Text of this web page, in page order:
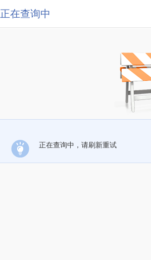
正在查询中
正在查询中，请刷新重试